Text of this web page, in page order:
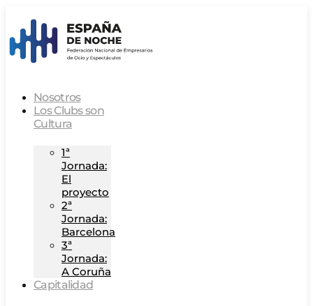
Nosotros
Los Clubs son
Cultura
1ª
Jornada:
El
proyecto
2ª
Jornada:
Barcelona
3ª
Jornada:
A Coruña
Capitalidad